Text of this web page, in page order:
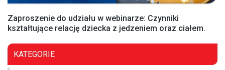
Zaproszenie do udziału w webinarze: Czynniki
kształtujące relację dziecka z jedzeniem oraz ciałem.
KATEGORIE